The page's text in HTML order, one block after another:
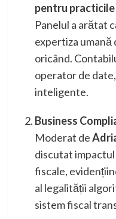
pentru practicile
Panelul a arătat
expertiza umană
oricând.
operator de
inteligente.
Business
Moderat de
discutat
fiscale,
al legalității
sistem fiscal